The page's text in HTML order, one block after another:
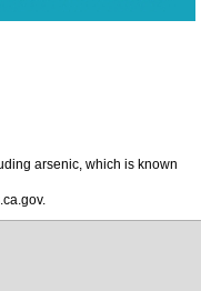
arsenic, which is known